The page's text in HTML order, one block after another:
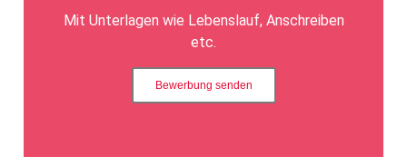
Mit Unterlagen wie Lebenslauf, Anschreiben
etc.
Bewerbung senden